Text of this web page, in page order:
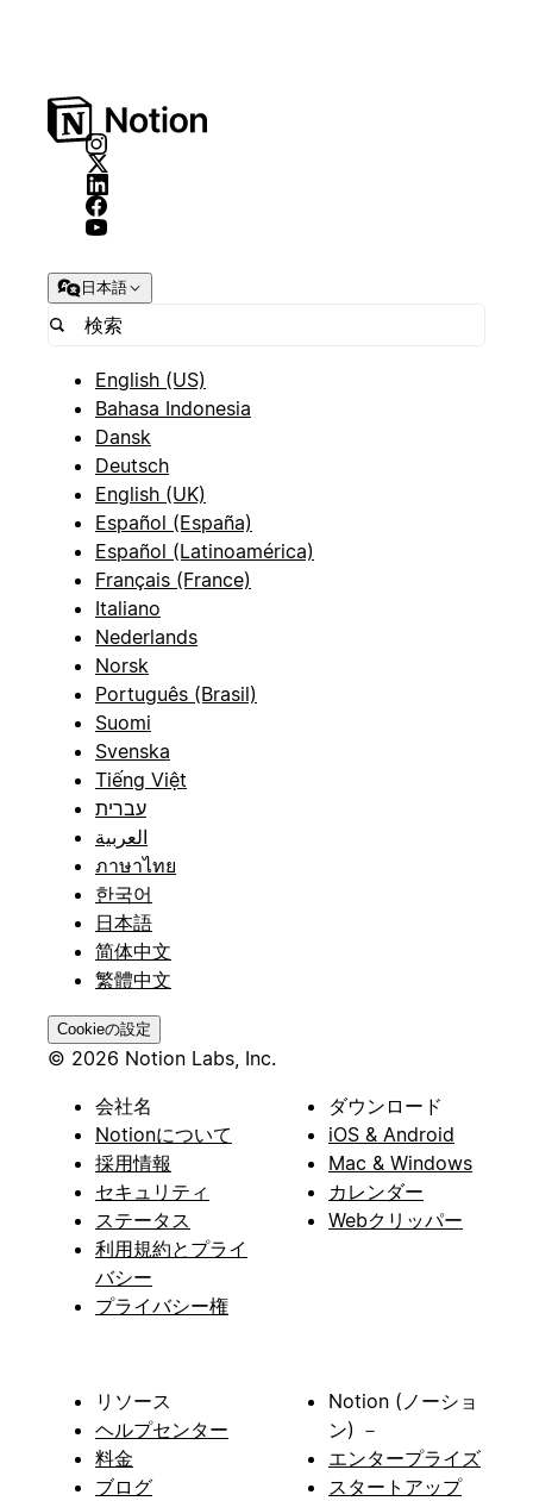
日本語
English (US)
Bahasa Indonesia
Dansk
Deutsch
English (UK)
Español (España)
Español (Latinoamérica)
Français (France)
Italiano
Nederlands
Norsk
Português (Brasil)
Suomi
Svenska
Tiếng Việt
עברית
العربية
ภาษาไทย
한국어
日本語
简体中文
繁體中文
Cookieの設定
© 2026 Notion Labs, Inc.
会社名
Notionについて
採用情報
セキュリティ
ステータス
利用規約とプライ
バシー
プライバシー権
ダウンロード
iOS & Android
Mac & Windows
カレンダー
Webクリッパー
リソース
ヘルプセンター
料金
ブログ
Notion (ノーショ
ン) －
エンタープライズ
スタートアップ